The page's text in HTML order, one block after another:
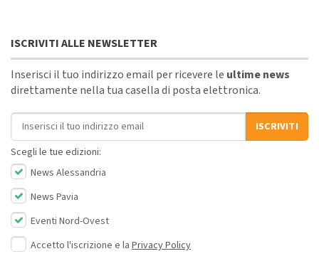
ISCRIVITI ALLE NEWSLETTER
Inserisci il tuo indirizzo email per ricevere le ultime news
direttamente nella tua casella di posta elettronica.
Indirizzo email
ISCRIVITI
Scegli le tue edizioni:
News Alessandria
News Pavia
Eventi Nord-Ovest
Accetto l'iscrizione e la Privacy Policy